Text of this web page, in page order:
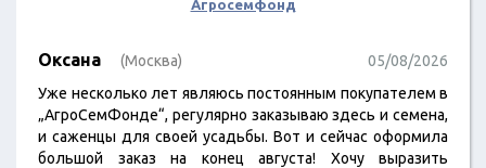
Агросемфонд
Оксана (Москва)
05/08/2026
Уже несколько лет являюсь постоянным покупателем в
„АгроСемФонде“, регулярно заказываю здесь и семена,
и саженцы для своей усадьбы. Вот и сейчас оформила
большой заказ на конец августа! Хочу выразить